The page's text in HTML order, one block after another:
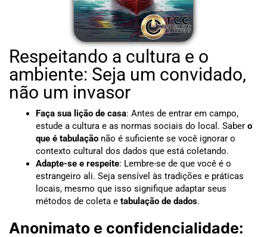
Respeitando a cultura e o
ambiente: Seja um convidado,
não um invasor
Faça sua lição de casa: Antes de entrar em campo,
estude a cultura e as normas sociais do local. Saber o
que é tabulação não é suficiente se você ignorar o
contexto cultural dos dados que está coletando.
Adapte-se e respeite: Lembre-se de que você é o
estrangeiro ali. Seja sensível às tradições e práticas
locais, mesmo que isso signifique adaptar seus
métodos de coleta e tabulação de dados.
Anonimato e confidencialidade: